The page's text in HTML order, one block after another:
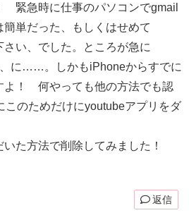
緊急時に仕事のパソコンでgmail
単だった、もしくはせめて
い、でした。ところが急に
に……。しかもiPhoneからすでに
よ！ 何やっても他の方法でも認
このためだけにyoutubeアプリをダ
た方法で削除してみました！
返信